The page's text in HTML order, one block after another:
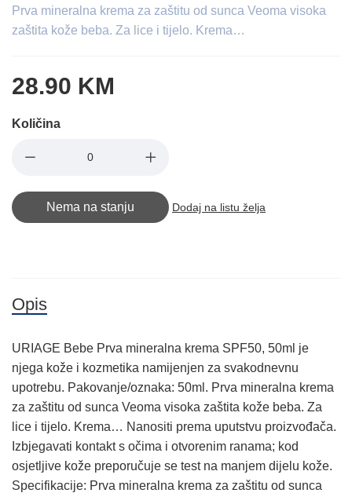
Prva mineralna krema za zaštitu od sunca Veoma visoka
zaštita kože beba. Za lice i tijelo. Krema…
28.90 KM
Količina
Nema na stanju Dodaj na listu želja
Opis
URIAGE Bebe Prva mineralna krema SPF50, 50ml je
njega kože i kozmetika namijenjen za svakodnevnu
upotrebu. Pakovanje/oznaka: 50ml. Prva mineralna krema
za zaštitu od sunca Veoma visoka zaštita kože beba. Za
lice i tijelo. Krema… Nanositi prema uputstvu proizvođača.
Izbjegavati kontakt s očima i otvorenim ranama; kod
osjetljive kože preporučuje se test na manjem dijelu kože.
Specifikacije: Prva mineralna krema za zaštitu od sunca